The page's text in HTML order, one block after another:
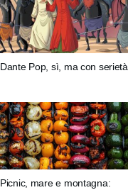
Dante Pop, sì, ma con serietà
Picnic, mare e montagna: